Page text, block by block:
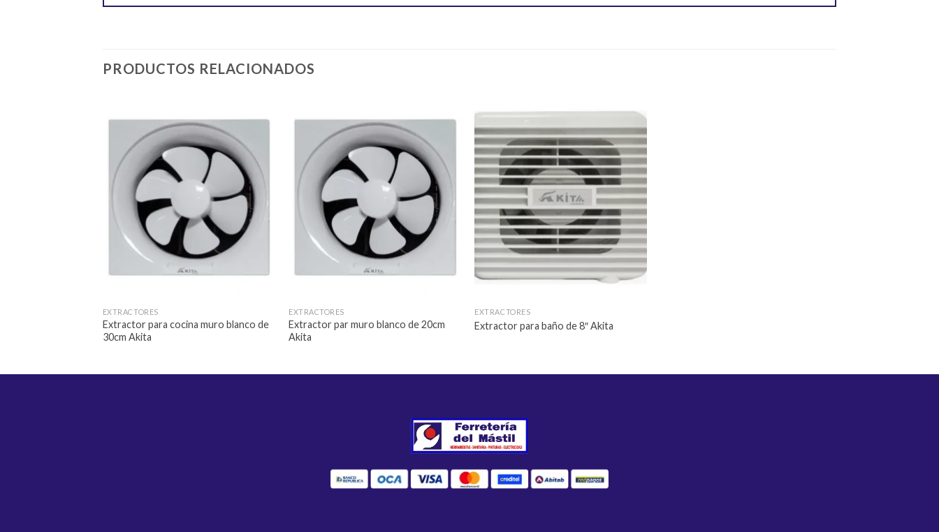
PRODUCTOS RELACIONADOS
Añadir
a la
lista de
deseos
EXTRACTORES
Extractor para cocina muro blanco de
30cm Akita
Añadir
a la
lista de
deseos
EXTRACTORES
Extractor par muro blanco de 20cm
Akita
Añadir
a la
lista de
deseos
EXTRACTORES
Extractor para baño de 8″ Akita